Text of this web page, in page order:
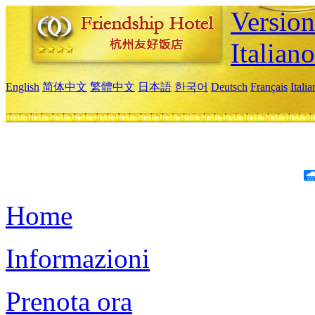
Italiano
English 简体中文 繁體中文 日本語 한국어 Deutsch Français
Home
Informazioni
Prenota ora